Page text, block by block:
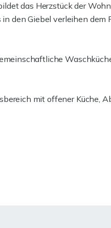
das Herzstück der
den Giebel verleihen dem
mit offener Küche,